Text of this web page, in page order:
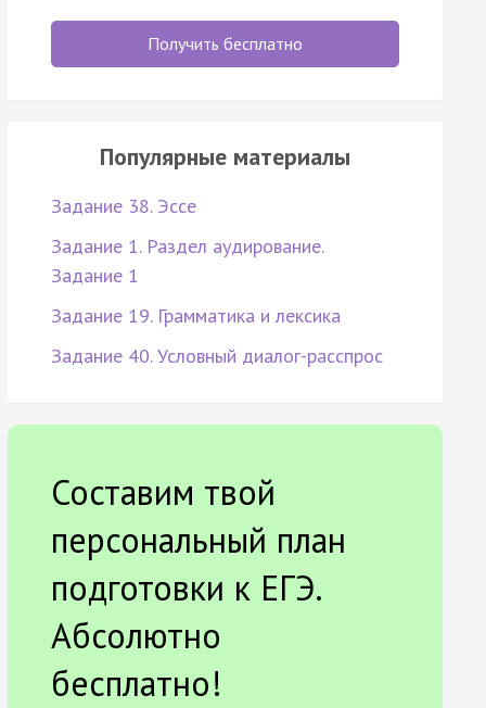
Получить бесплатно
Популярные материалы
Задание 38. Эссе
Задание 1. Раздел аудирование.
Задание 1
Задание 19. Грамматика и лексика
Задание 40. Условный диалог-расспрос
Составим твой
персональный план
подготовки к ЕГЭ.
Абсолютно
бесплатно!